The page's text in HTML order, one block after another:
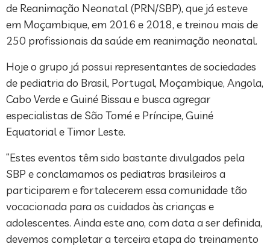
de Reanimação Neonatal (PRN/SBP), que já esteve
em Moçambique, em 2016 e 2018, e treinou mais de
250 profissionais da saúde em reanimação neonatal.
Hoje o grupo já possui representantes de sociedades
de pediatria do Brasil, Portugal, Moçambique, Angola,
Cabo Verde e Guiné Bissau e busca agregar
especialistas de São Tomé e Príncipe, Guiné
Equatorial e Timor Leste.
“Estes eventos têm sido bastante divulgados pela
SBP e conclamamos os pediatras brasileiros a
participarem e fortalecerem essa comunidade tão
vocacionada para os cuidados às crianças e
adolescentes. Ainda este ano, com data a ser definida,
devemos completar a terceira etapa do treinamento